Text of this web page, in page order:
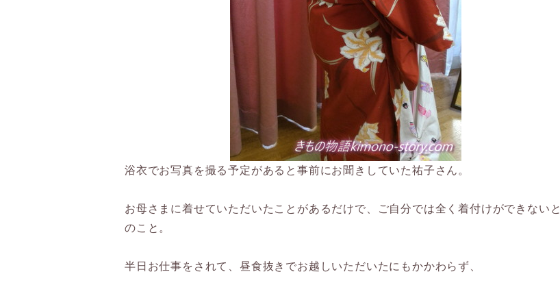
浴衣でお写真を撮る予定があると事前にお聞きしていた祐子さん。
お母さまに着せていただいたことがあるだけで、ご自分では全く着付けができないと
のこと。
半日お仕事をされて、昼食抜きでお越しいただいたにもかかわらず、